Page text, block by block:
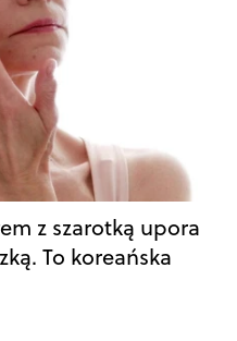
z szarotką upora
To koreańska